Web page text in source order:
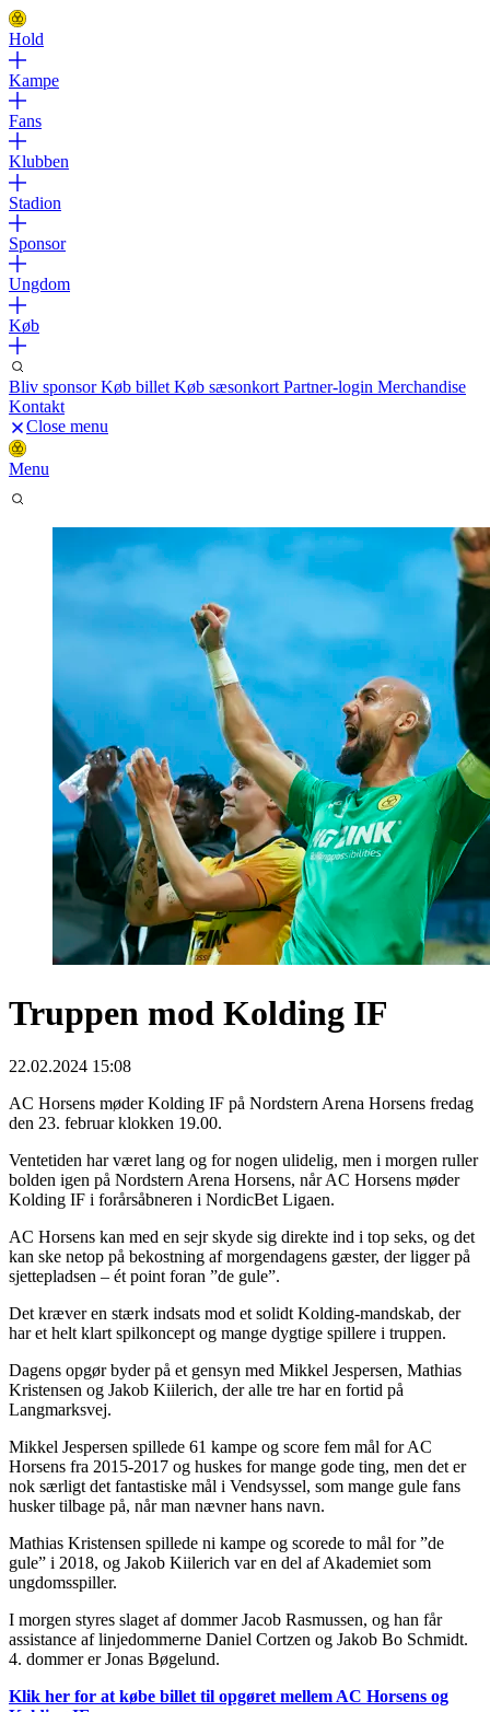
Hold
Kampe
Fans
Klubben
Stadion
Sponsor
Ungdom
Køb
Bliv sponsorKøb billet Køb sæsonkort Partner-login Merchandise
Kontakt
Close menu
Menu
Truppen mod Kolding IF
22.02.2024 15:08
AC Horsens møder Kolding IF på Nordstern Arena Horsens fredag
den 23. februar klokken 19.00.
Ventetiden har været lang og for nogen ulidelig, men i morgen ruller
bolden igen på Nordstern Arena Horsens, når AC Horsens møder
Kolding IF i forårsåbneren i NordicBet Ligaen.
AC Horsens kan med en sejr skyde sig direkte ind i top seks, og det
kan ske netop på bekostning af morgendagens gæster, der ligger på
sjettepladsen – ét point foran ”de gule”.
Det kræver en stærk indsats mod et solidt Kolding-mandskab, der
har et helt klart spilkoncept og mange dygtige spillere i truppen.
Dagens opgør byder på et gensyn med Mikkel Jespersen, Mathias
Kristensen og Jakob Kiilerich, der alle tre har en fortid på
Langmarksvej.
Mikkel Jespersen spillede 61 kampe og score fem mål for AC
Horsens fra 2015-2017 og huskes for mange gode ting, men det er
nok særligt det fantastiske mål i Vendsyssel, som mange gule fans
husker tilbage på, når man nævner hans navn.
Mathias Kristensen spillede ni kampe og scorede to mål for ”de
gule” i 2018, og Jakob Kiilerich var en del af Akademiet som
ungdomsspiller.
I morgen styres slaget af dommer Jacob Rasmussen, og han får
assistance af linjedommerne Daniel Cortzen og Jakob Bo Schmidt.
4. dommer er Jonas Bøgelund.
Klik her for at købe billet til opgøret mellem AC Horsens og